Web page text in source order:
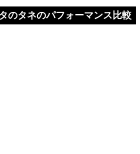
のタネのパフォーマンス比較